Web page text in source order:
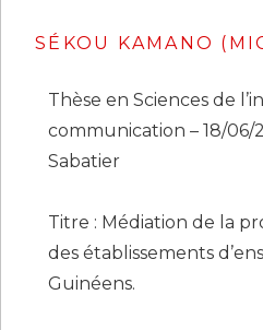
SÉKOU KAMANO
Thèse en Sciences de
communication – 18/06/
Sabatier
Titre : Médiation de la
des établissements
Guinéens.